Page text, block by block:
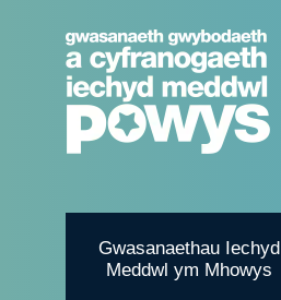
Gwasanaethau Iechyd
Meddwl ym Mhowys